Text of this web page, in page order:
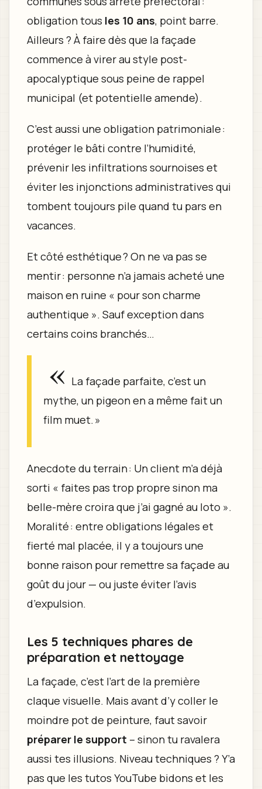
obligation tous les 10 ans, point barre.
Ailleurs ? À faire dès que la façade
commence à virer au style post-
apocalyptique sous peine de rappel
municipal (et potentielle amende).
C’est aussi une obligation patrimoniale :
protéger le bâti contre l’humidité,
prévenir les infiltrations sournoises et
éviter les injonctions administratives qui
tombent toujours pile quand tu pars en
vacances.
Et côté esthétique ? On ne va pas se
mentir : personne n’a jamais acheté une
maison en ruine « pour son charme
authentique ». Sauf exception dans
certains coins branchés…
« La façade parfaite, c’est un
mythe, un pigeon en a même fait un
film muet. »
Anecdote du terrain : Un client m’a déjà
sorti « faites pas trop propre sinon ma
belle-mère croira que j’ai gagné au loto ».
Moralité : entre obligations légales et
fierté mal placée, il y a toujours une
bonne raison pour remettre sa façade au
goût du jour — ou juste éviter l’avis
d’expulsion.
Les 5 techniques phares de
préparation et nettoyage
La façade, c’est l’art de la première
claque visuelle. Mais avant d’y coller le
moindre pot de peinture, faut savoir
préparer le support – sinon tu ravalera
aussi tes illusions. Niveau techniques ? Y’a
pas que les tutos YouTube bidons et les